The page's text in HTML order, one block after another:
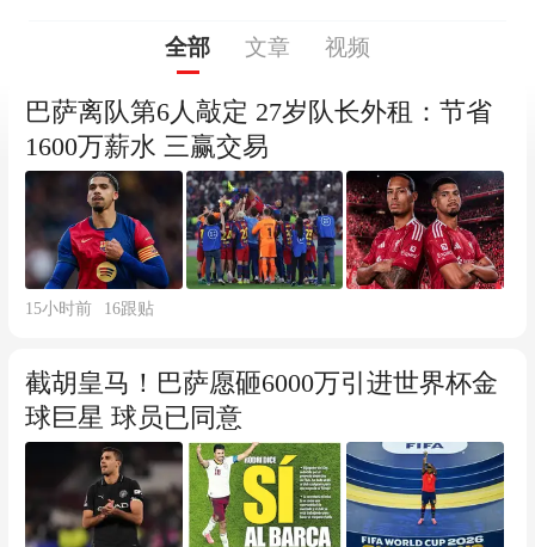
全部 文章 视频
巴萨离队第6人敲定 27岁队长外租：节省
1600万薪水 三赢交易
15小时前 16跟贴
截胡皇马！巴萨愿砸6000万引进世界杯金
球巨星 球员已同意